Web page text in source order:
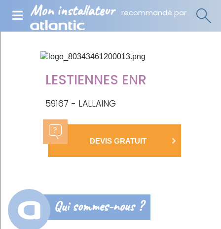
Mon installateur recommandé par
LESTIENNES ENR
59167 - LALLAING
DEVIS GRATUIT
Qui sommes-nous ?